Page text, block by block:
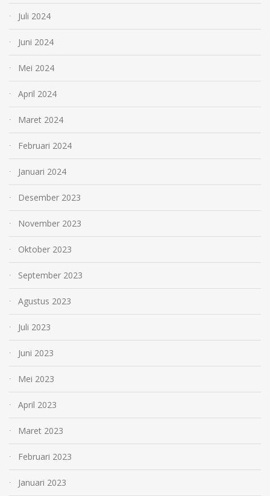
Juli 2024
Juni 2024
Mei 2024
April 2024
Maret 2024
Februari 2024
Januari 2024
Desember 2023
November 2023
Oktober 2023
September 2023
Agustus 2023
Juli 2023
Juni 2023
Mei 2023
April 2023
Maret 2023
Februari 2023
Januari 2023